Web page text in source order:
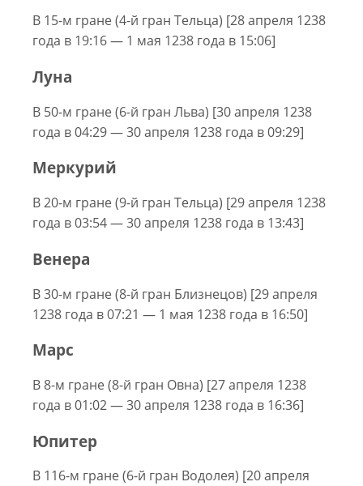
В 15-м гране (4-й гран Тельца) [28 апреля 1238
года в 19:16 — 1 мая 1238 года в 15:06]
Луна
В 50-м гране (6-й гран Льва) [30 апреля 1238
года в 04:29 — 30 апреля 1238 года в 09:29]
Меркурий
В 20-м гране (9-й гран Тельца) [29 апреля 1238
года в 03:54 — 30 апреля 1238 года в 13:43]
Венера
В 30-м гране (8-й гран Близнецов) [29 апреля
1238 года в 07:21 — 1 мая 1238 года в 16:50]
Марс
В 8-м гране (8-й гран Овна) [27 апреля 1238
года в 01:02 — 30 апреля 1238 года в 16:36]
Юпитер
В 116-м гране (6-й гран Водолея) [20 апреля